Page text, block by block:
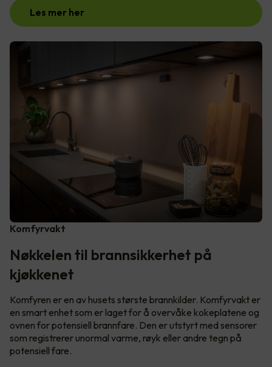
Les mer her
Komfyrvakt
Nøkkelen til brannsikkerhet på
kjøkkenet
Komfyren er en av husets største brannkilder. Komfyrvakt er
en smart enhet som er laget for å overvåke kokeplatene og
ovnen for potensiell brannfare. Den er utstyrt med sensorer
som registrerer unormal varme, røyk eller andre tegn på
potensiell fare.